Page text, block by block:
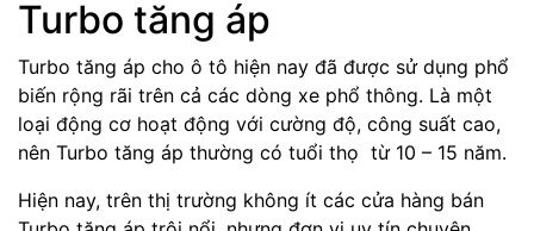
Turbo tăng áp
Turbo tăng áp cho ô tô hiện nay đã được sử dụng phổ
biến rộng rãi trên cả các dòng xe phổ thông. Là một
loại động cơ hoạt động với cường độ, công suất cao,
nên Turbo tăng áp thường có tuổi thọ từ 10 – 15 năm.
Hiện nay, trên thị trường không ít các cửa hàng bán